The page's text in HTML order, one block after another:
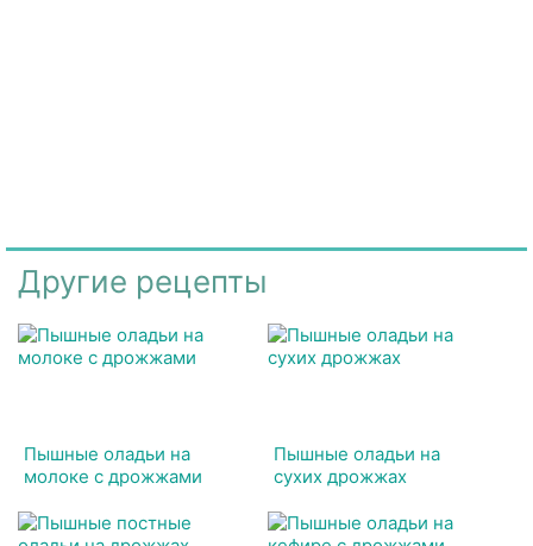
Другие рецепты
Пышные оладьи на
молоке с дрожжами
Пышные оладьи на
сухих дрожжах